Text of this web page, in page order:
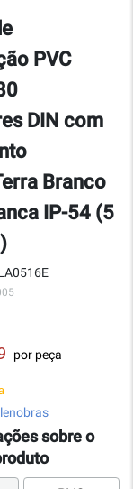
PVC
DIN com
Branco
IP-54 (5
por peça
sobre o